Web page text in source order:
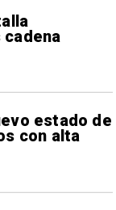
estado de
con alta